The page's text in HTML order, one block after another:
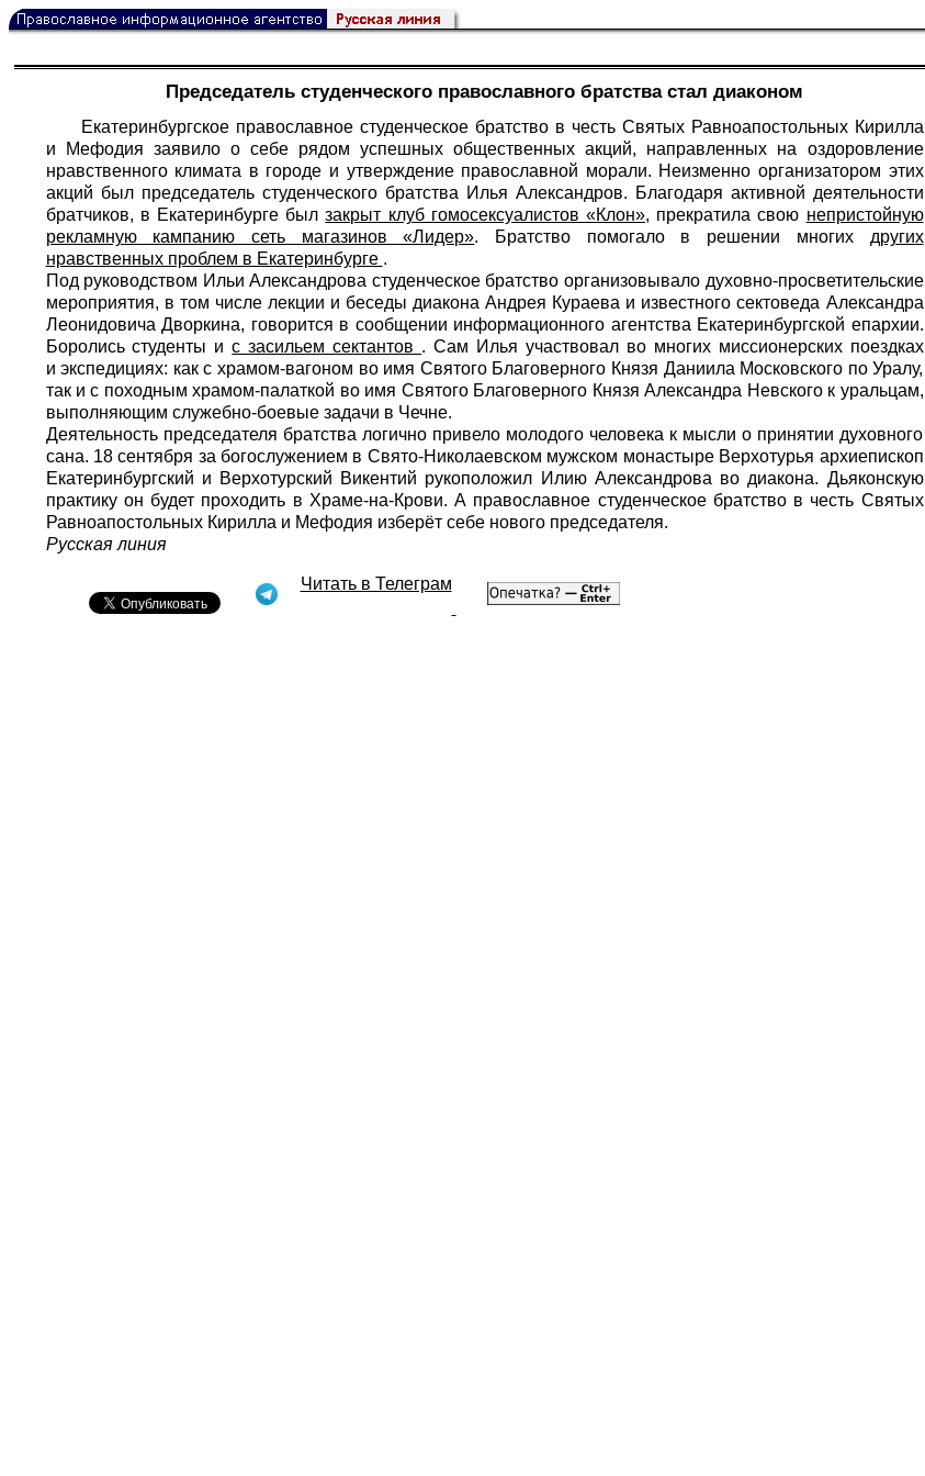
Председатель студенческого православного братства стал диаконом
Екатеринбургское православное студенческое братство в честь Святых Равноапостольных Кирилла
и Мефодия заявило о себе рядом успешных общественных акций, направленных на оздоровление
нравственного климата в городе и утверждение православной морали. Неизменно организатором этих
акций был председатель студенческого братства Илья Александров. Благодаря активной деятельности
братчиков, в Екатеринбурге былзакрыт клуб гомосексуалистов «Клон», прекратила свою непристойную
рекламную кампанию сеть магазинов «Лидер». Братство помогало в решении многих других
нравственных проблем в Екатеринбурге .
Под руководством Ильи Александрова студенческое братство организовывало духовно-просветительские
мероприятия, в том числе лекции и беседы диакона Андрея Кураева и известного сектоведа Александра
Леонидовича Дворкина, говорится в сообщении информационного агентства Екатеринбургской епархии.
Боролись студенты ис засильем сектантов . Сам Илья участвовал во многих миссионерских поездках
и экспедициях: как с храмом-вагоном во имя Святого Благоверного Князя Даниила Московского по Уралу,
так и с походным храмом-палаткой во имя Святого Благоверного Князя Александра Невского к уральцам,
выполняющим служебно-боевые задачи в Чечне.
Деятельность председателя братства логично привело молодого человека к мысли о принятии духовного
сана. 18 сентября за богослужением в Свято-Николаевском мужском монастыре Верхотурья архиепископ
Екатеринбургский и Верхотурский Викентий рукоположил Илию Александрова во диакона. Дьяконскую
практику он будет проходить в Храме-на-Крови. А православное студенческое братство в честь Святых
Равноапостольных Кирилла и Мефодия изберёт себе нового председателя.
Русская линия
Читать в Телеграм